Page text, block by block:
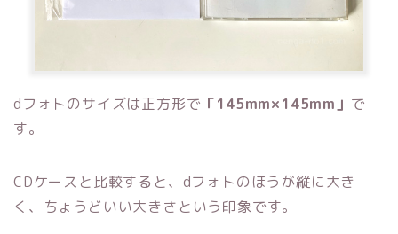
dフォトのサイズは正方形で 「145mm×145mm」 で
す。
CDケースと比較すると、dフォトのほうが縦に大き
く、ちょうどいい大きさという印象です。